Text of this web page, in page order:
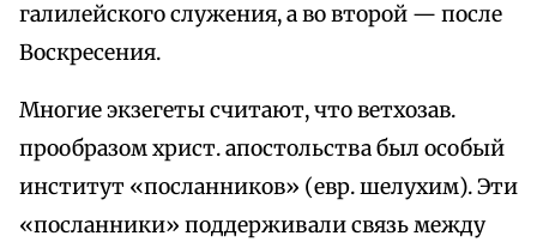
галилейского служения, а во второй — после
Воскресения.
Многие экзегеты считают, что ветхозав.
прообразом христ. апостольства был особый
институт «посланников» (евр. шелухим). Эти
«посланники» поддерживали связь между